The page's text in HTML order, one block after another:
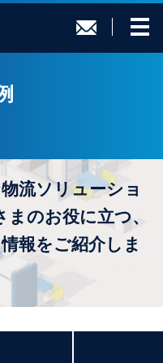
流ソリューショ
まのお役に立つ、
報をご紹介しま